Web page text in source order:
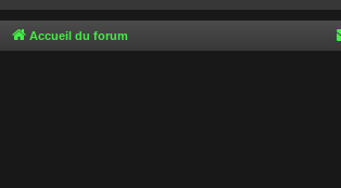
Accueil du forum